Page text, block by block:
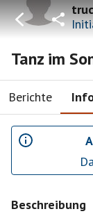
Tanz im
Berichte
Beschreibung